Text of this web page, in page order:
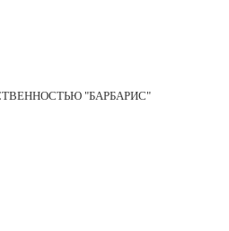
"БАРБАРИС"